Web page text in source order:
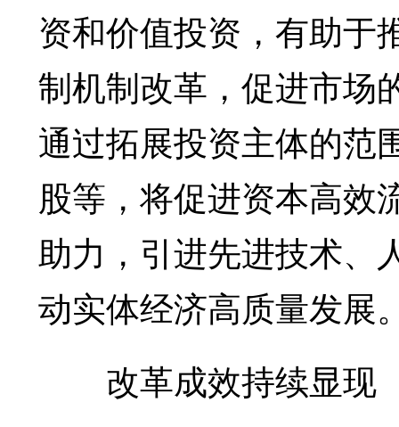
资和价值投资，有助于
制机制改革，促进市场
通过拓展投资主体的范
股等，将促进资本高效
助力，引进先进技术、
动实体经济高质量发展
改革成效持续显现